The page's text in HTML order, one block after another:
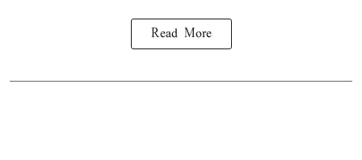
Read More